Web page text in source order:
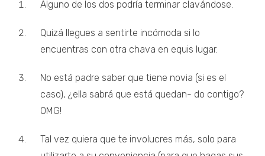
Alguno de los dos podría terminar clavándose.
Quizá llegues a sentirte incómoda si lo
encuentras con otra chava en equis lugar.
No está padre saber que tiene novia (si es el
caso), ¿ella sabrá que está quedan- do contigo?
OMG!
Tal vez quiera que te involucres más, solo para